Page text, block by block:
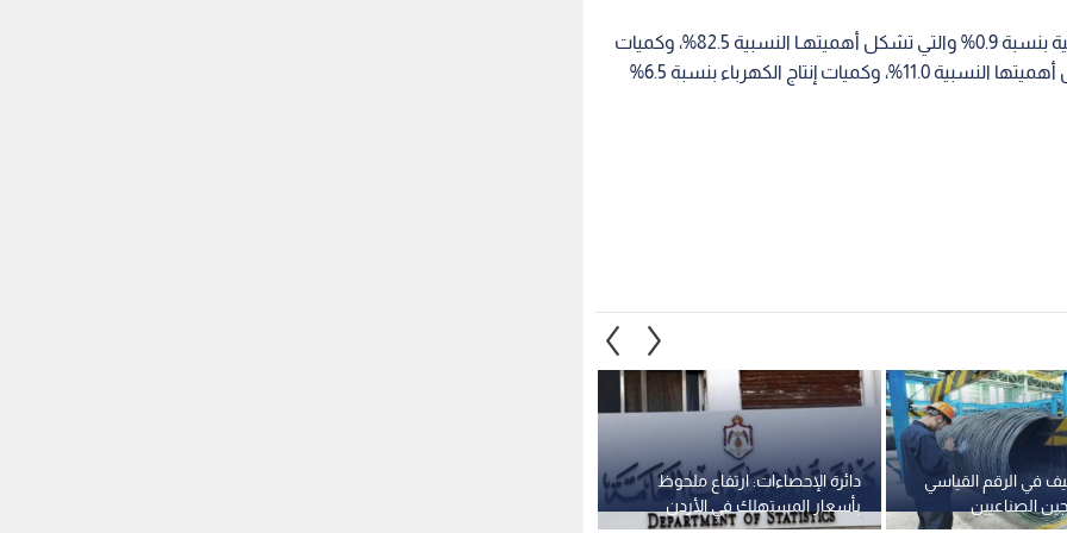
وقد نتج هذا النمو عن ارتفاع كميات الصناعات التحويلية بنسبة 0.9% والتي تشكل أهميتهـا النسبية 82.5%، وكميات
إنتاج الصناعات الاستخراجية بنسبة 37.4% والتي تشكل أهميتها النسبية 11.0%، وكميات إنتاج الكهرباء بنسبة 6.5%
دائرة الإحصاءات: ارتفاع ملحوظ
بأسعار المستهلك في الأردن
في الرقم القياسي
الصناعيين